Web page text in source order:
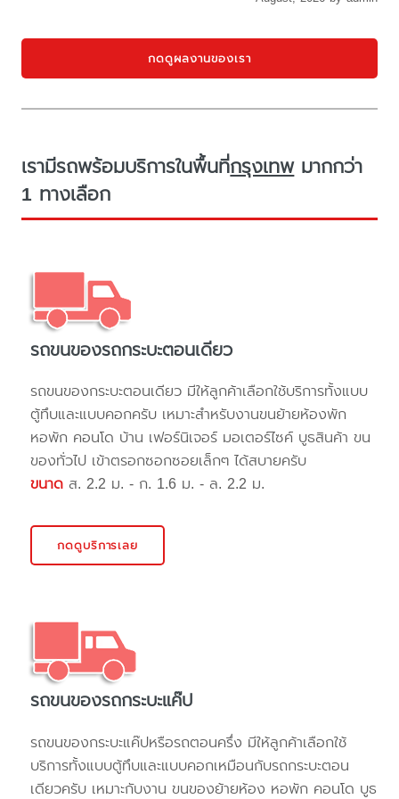
กดดูผลงานของเรา
เรามีรถพร้อมบริการในพื้นที่กรุงเทพมากกว่า
1 ทางเลือก
รถขนของรถกระบะตอนเดียว
รถขนของกระบะตอนเดียว มีให้ลูกค้าเลือกใช้บริการทั้งแบบ
ตู้ทึบและแบบคอกครับ เหมาะสำหรับงานขนย้ายห้องพัก
หอพัก คอนโด บ้าน เฟอร์นิเจอร์ มอเตอร์ไซค์ บูธสินค้า ขน
ของทั่วไป เข้าตรอกซอกซอยเล็กๆ ได้สบายครับ
ขนาด ส. 2.2 ม. - ก. 1.6 ม. - ล. 2.2 ม.
กดดูบริการเลย
รถขนของรถกระบะแค๊ป
รถขนของกระบะแค๊ปหรือรถตอนครึ่ง มีให้ลูกค้าเลือกใช้
บริการทั้งแบบตู้ทึบและแบบคอกเหมือนกับรถกระบะตอน
เดียวครับ เหมาะกับงาน ขนของย้ายห้อง หอพัก คอนโด บูธ